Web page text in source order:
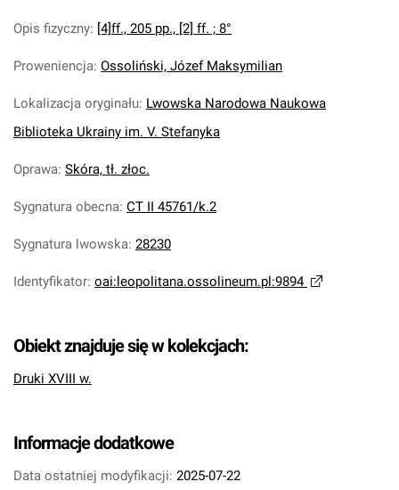
Opis fizyczny: [4]ff., 205 pp., [2] ff. ; 8°
Proweniencja: Ossoliński, Józef Maksymilian
Lokalizacja oryginału: Lwowska Narodowa Naukowa
Biblioteka Ukrainy im. V. Stefanyka
Oprawa: Skóra, tł. złoc.
Sygnatura obecna: CT II 45761/k.2
Sygnatura lwowska: 28230
Identyfikator: oai:leopolitana.ossolineum.pl:9894
Obiekt znajduje się w kolekcjach:
Druki XVIII w.
Informacje dodatkowe
Data ostatniej modyfikacji: 2025-07-22